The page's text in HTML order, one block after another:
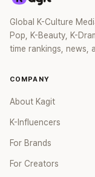
Global K-Culture
Pop, K-Beauty, K-
time rankings, news,
COMPANY
About Kagit
K-Influencers
For Brands
For Creators